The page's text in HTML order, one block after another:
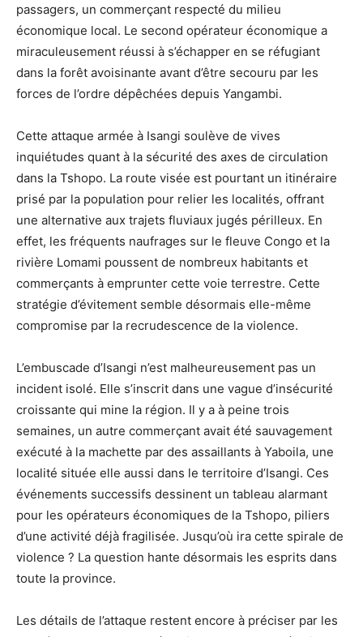
passagers, un commerçant respecté du milieu
économique local. Le second opérateur économique a
miraculeusement réussi à s’échapper en se réfugiant
dans la forêt avoisinante avant d’être secouru par les
forces de l’ordre dépêchées depuis Yangambi.
Cette attaque armée à Isangi soulève de vives
inquiétudes quant à la sécurité des axes de circulation
dans la Tshopo. La route visée est pourtant un itinéraire
prisé par la population pour relier les localités, offrant
une alternative aux trajets fluviaux jugés périlleux. En
effet, les fréquents naufrages sur le fleuve Congo et la
rivière Lomami poussent de nombreux habitants et
commerçants à emprunter cette voie terrestre. Cette
stratégie d’évitement semble désormais elle-même
compromise par la recrudescence de la violence.
L’embuscade d’Isangi n’est malheureusement pas un
incident isolé. Elle s’inscrit dans une vague d’insécurité
croissante qui mine la région. Il y a à peine trois
semaines, un autre commerçant avait été sauvagement
exécuté à la machette par des assaillants à Yaboila, une
localité située elle aussi dans le territoire d’Isangi. Ces
événements successifs dessinent un tableau alarmant
pour les opérateurs économiques de la Tshopo, piliers
d’une activité déjà fragilisée. Jusqu’où ira cette spirale de
violence ? La question hante désormais les esprits dans
toute la province.
Les détails de l’attaque restent encore à préciser par les